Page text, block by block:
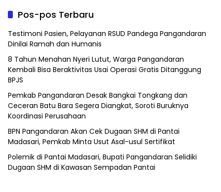
Pos-pos Terbaru
Testimoni Pasien, Pelayanan RSUD Pandega Pangandaran
Dinilai Ramah dan Humanis
8 Tahun Menahan Nyeri Lutut, Warga Pangandaran
Kembali Bisa Beraktivitas Usai Operasi Gratis Ditanggung
BPJS
Pemkab Pangandaran Desak Bangkai Tongkang dan
Ceceran Batu Bara Segera Diangkat, Soroti Buruknya
Koordinasi Perusahaan
BPN Pangandaran Akan Cek Dugaan SHM di Pantai
Madasari, Pemkab Minta Usut Asal-usul Sertifikat
Polemik di Pantai Madasari, Bupati Pangandaran Selidiki
Dugaan SHM di Kawasan Sempadan Pantai